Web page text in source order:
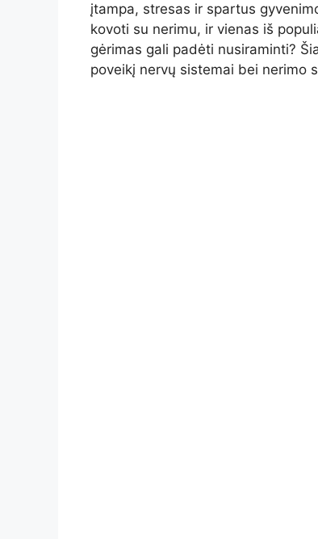
įtampa, stresas ir spartus
kovoti su nerimu, ir vienas iš
gėrimas gali padėti nusiraminti?
poveikį nervų sistemai bei nerimo